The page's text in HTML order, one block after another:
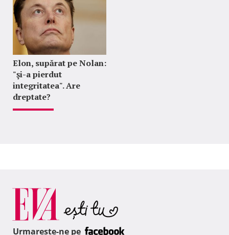
Elon, supărat pe Nolan:
"şi-a pierdut
integritatea". Are
dreptate?
Urmareste-ne pe